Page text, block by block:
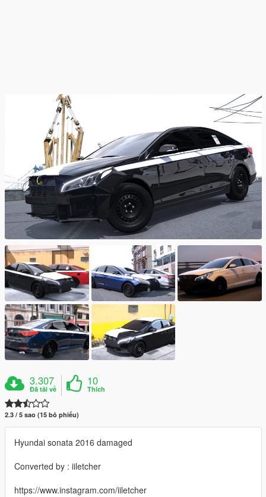
3.307
Đã tải về
10
Thích
2.3 / 5 sao (15 bỏ phiếu)
Hyundai sonata 2016 damaged
Converted by : iiletcher
https://www.instagram.com/iiletcher